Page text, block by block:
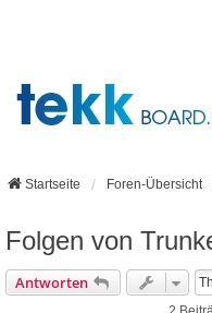
Startseite Foren-Übersicht
Folgen von
Antworten